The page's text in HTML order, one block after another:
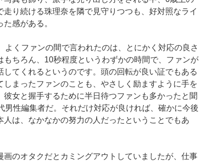
り続ける珠理奈を隣で見守りつつも、好対照なライ
感がある。
くファンの間で言われたのは、とにかく対応の良さ
ちろん、10秒程度というわずかの時間で、ファンが
てくれるというのです。頭の回転が良い証でもある
まったファンのことも、やさしく励ますように手を
女と握手するために半日待つファンも多かったと聞
性編集者だ。それだけ対応が良ければ、確かに今後
は、なかなかの努力の人だったということでもあ
のオタクだとカミングアウトしていましたが、仕事